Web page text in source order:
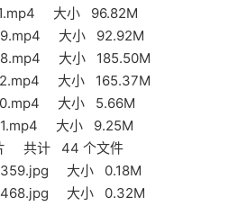
大小 96.82M
大小 92.92M
大小 185.50M
大小 165.37M
大小 5.66M
大小 9.25M
片 共计 44 个文件
大小 0.18M
大小 0.32M